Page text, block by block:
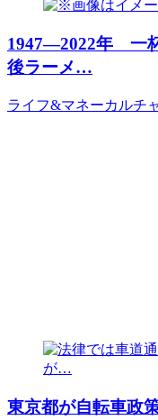
1947―2022年 一
後ラーメ…
ライフ&マネーカルチ
東京都が自転車政